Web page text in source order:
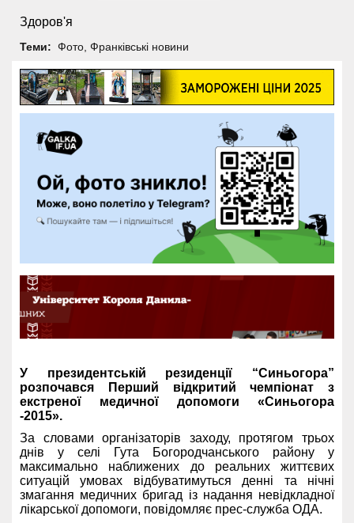
Здоров'я
Теми: Фото, Франківські новини
У президентській резиденції “Синьогора”
розпочався Перший відкритий чемпіонат з
екстреної медичної допомоги «Синьогора
-2015».
За словами організаторів заходу, протягом трьох
днів у селі Гута Богородчанського району у
максимально наближених до реальних життєвих
ситуацій умовах відбуватимуться денні та нічні
змагання медичних бригад із надання невідкладної
лікарської допомоги, повідомляє прес-служба ОДА.